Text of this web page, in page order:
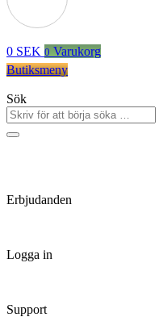
0 SEK 0 Varukorg
Butiksmeny
Sök
Erbjudanden
Logga in
Support